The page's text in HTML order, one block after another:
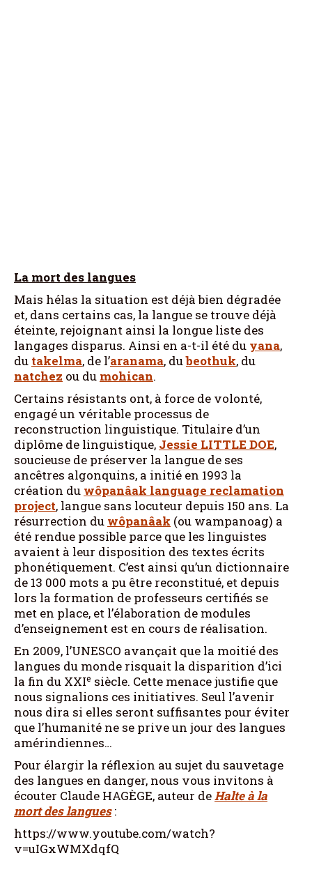
La mort des langues
Mais hélas la situation est déjà bien dégradée
et, dans certains cas, la langue se trouve déjà
éteinte, rejoignant ainsi la longue liste des
langages disparus. Ainsi en a-t-il été du yana,
du takelma, de l’aranama, dubeothuk, du
natchez ou du mohican.
Certains résistants ont, à force de volonté,
engagé un véritable processus de
reconstruction linguistique. Titulaire d’un
diplôme de linguistique, Jessie LITTLE DOE,
soucieuse de préserver la langue de ses
ancêtres algonquins, a initié en 1993 la
création du wôpanâak language reclamation
project, langue sans locuteur depuis 150 ans. La
résurrection du wôpanâak (ou wampanoag) a
été rendue possible parce que les linguistes
avaient à leur disposition des textes écrits
phonétiquement. C’est ainsi qu’un dictionnaire
de 13 000 mots a pu être reconstitué, et depuis
lors la formation de professeurs certifiés se
met en place, et l’élaboration de modules
d’enseignement est en cours de réalisation.
En 2009, l’UNESCO avançait que la moitié des
langues du monde risquait la disparition d’ici
la fin du XXIe siècle. Cette menace justifie que
nous signalions ces initiatives. Seul l’avenir
nous dira si elles seront suffisantes pour éviter
que l’humanité ne se prive un jour des langues
amérindiennes…
Pour élargir la réflexion au sujet du sauvetage
des langues en danger, nous vous invitons à
écouter Claude HAGÈGE, auteur deHalte à la
mort des langues:
https://www.youtube.com/watch?
v=uIGxWMXdqfQ